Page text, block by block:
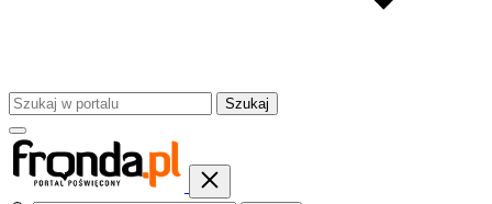
Szukaj